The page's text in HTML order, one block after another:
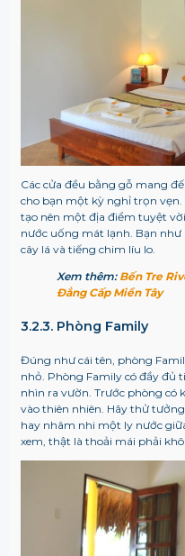
Các cửa đều bằng gỗ mang
cho bạn một kỳ nghỉ trọn vẹn.
tạo nên một địa điểm tuyệt
nước uống mát lạnh. Bạn như
cây lá và tiếng chim líu lo.
Xem thêm: Bến Tre
Đẳng Cấp Miền Tây
3.2.3. Phòng Family
Đúng như cái tên, phòng
nhỏ. Phòng Family có đầy đủ
nhìn ra vườn. Trước phòng có
vào thiên nhiên. Hãy thử
hay nhâm nhi một ly nước
xem, thật là thoải mái phải